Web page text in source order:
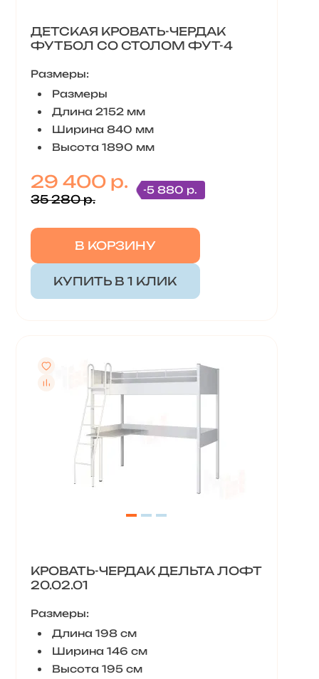
ДЕТСКАЯ КРОВАТЬ-ЧЕРДАК
ФУТБОЛ СО СТОЛОМ ФУТ-4
Размеры:
Размеры
Длина 2152 мм
Ширина 840 мм
Высота 1890 мм
29 400 р.
35 280 р.
-5 880 р.
В КОРЗИНУ
КУПИТЬ В 1 КЛИК
КРОВАТЬ-ЧЕРДАК ДЕЛЬТА ЛОФТ
20.02.01
Размеры:
Длина 198 см
Ширина 146 см
Высота 195 см